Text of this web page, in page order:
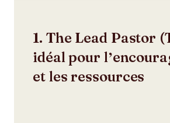
1. The Lead Pastor
idéal pour
et les ressources